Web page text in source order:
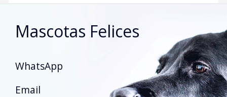
Mascotas Felices
WhatsApp
Email